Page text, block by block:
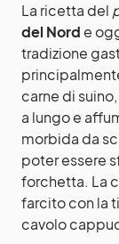
La ricetta del
del Nord e
tradizione
carne di
a lungo e
morbida da
poter essere
forchetta. La
farcito con la
cavolo